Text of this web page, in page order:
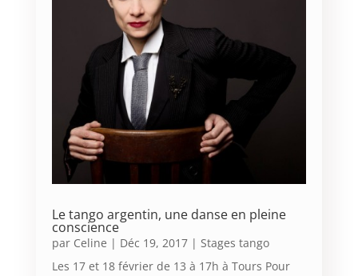
Le tango argentin, une danse en pleine
conscience
par Celine | Déc 19, 2017| Stages tango
Les 17 et 18 février de 13 à 17h à Tours Pour